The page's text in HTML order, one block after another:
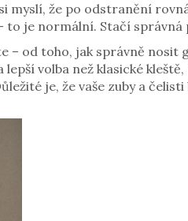
myslí, že po odstranění
je normální. Stačí správná
– od toho, jak správně nosit
volba než klasické
je, že vaše zuby a